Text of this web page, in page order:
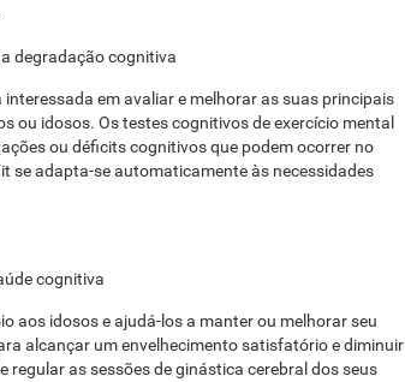
degradação cognitiva
em avaliar e melhorar as suas principais
ou idosos. Os testes cognitivos de exercício mental
ou déficits cognitivos que podem ocorrer no
se adapta-se automaticamente às necessidades
cognitiva
aos idosos e ajudá-los a manter ou melhorar seu
alcançar um envelhecimento satisfatório e diminuir
regular as sessões de ginástica cerebral dos seus